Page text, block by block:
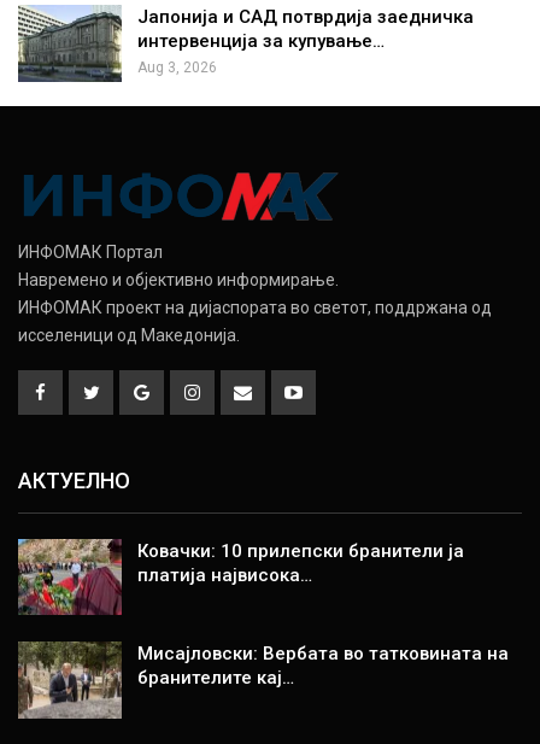
Јапонија и САД потврдија заедничка
интервенција за купување…
Aug 3, 2026
ИНФОМАК Портал
Навремено и објективно информирање.
ИНФОМАК проект на дијаспората во светот, поддржана од
исселеници од Македонија.
АКТУЕЛНО
Ковачки: 10 прилепски бранители ја
платија највисока…
Мисајловски: Вербата во татковината на
бранителите кај…